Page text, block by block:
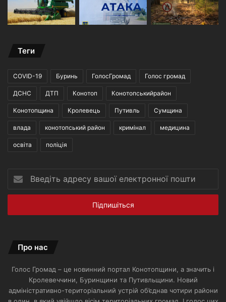
Теги
COVID-19 Буринь ГолосГромад Голос громад
ДСНС ДТП Конотоп Конотопськийрайон
Конотопщина Кролевець Путивль Сумщина
влада конотопський район кримінал медицина
освіта поліція
Введіть
адресу
вашої
пошти
Про нас
Голос Громад – це новинний портал Конотопщини, а значить і
Кролевеччини, Буринщини та Путивльщини. Новий
адміністративно-територіальний устрій об’єднав чотири райони